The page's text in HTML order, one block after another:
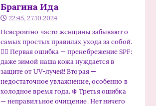
Брагина Ида
22:45, 27.10.2024
Невероятно часто женщины забывают о
самых простых правилах ухода за собой.
🤷‍♀️ Первая ошибка — пренебрежение SPF:
даже зимой наша кожа нуждается в
защите от UV-лучей! Вторая —
недостаточное увлажнение, особенно в
холодное время года. ❄️ Третья ошибка
— неправильное очищение. Нет ничего